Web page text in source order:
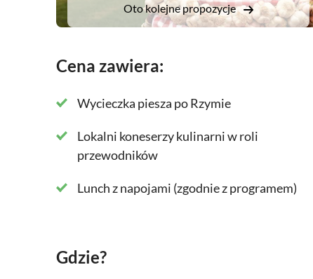
wycieczki oraz wprowadzenie do wybranych
Dowiedz się, jak zamówić jedzenie w Rzymie i
Oto kolejne propozycje
Cena zawiera:
Wycieczka piesza po Rzymie
Lokalni koneserzy kulinarni w roli
przewodników
Lunch z napojami (zgodnie z programem)
Gdzie?